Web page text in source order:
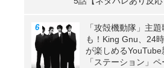
「攻殻機動隊」主
も！King Gnu、24
が楽しめるYouTube
「ステーション」